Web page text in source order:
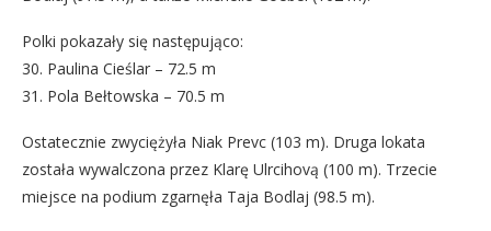
Polki pokazały się następująco:
30. Paulina Cieślar – 72.5 m
31. Pola Bełtowska – 70.5 m
Ostatecznie zwyciężyła Niak Prevc (103 m). Druga lokata
została wywalczona przez Klarę Ulrcihovą (100 m). Trzecie
miejsce na podium zgarnęła Taja Bodlaj (98.5 m).